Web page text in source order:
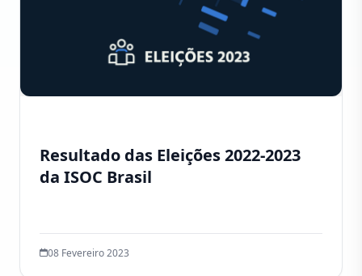
Resultado das Eleições 2022-2023
da ISOC Brasil
08 Fevereiro 2023